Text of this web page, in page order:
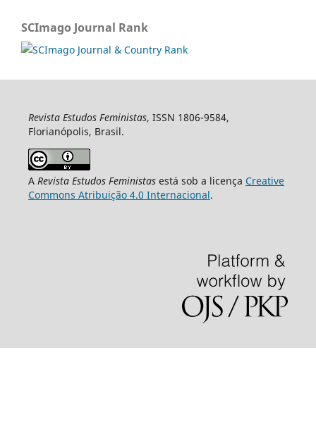
SCImago Journal Rank
Revista Estudos Feministas, ISSN 1806-9584,
Florianópolis, Brasil.
A Revista Estudos Feministasestá sob a licença Creative
Commons Atribuição 4.0 Internacional.